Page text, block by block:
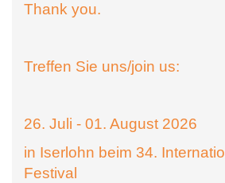
Thank you.
Treffen Sie uns/join us:
26. Juli - 01. August 2026
in Iserlohn beim 34.
Festival